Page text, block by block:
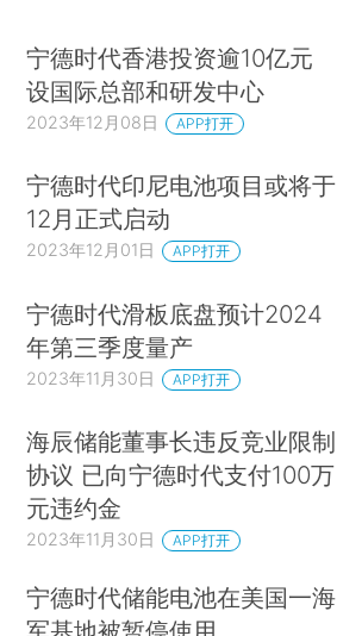
宁德时代香港投资逾10亿元
设国际总部和研发中心
2023年12月08日 APP打开
宁德时代印尼电池项目或将于
12月正式启动
2023年12月01日 APP打开
宁德时代滑板底盘预计2024
年第三季度量产
2023年11月30日 APP打开
海辰储能董事长违反竞业限制
协议 已向宁德时代支付100万
元违约金
2023年11月30日 APP打开
宁德时代储能电池在美国一海